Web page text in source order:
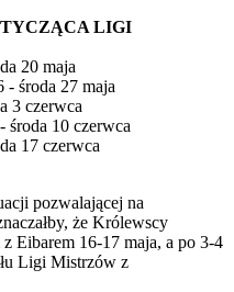
LIGI
20 maja
- środa 27 maja
3 czerwca
środa 10 czerwca
17 czerwca
pozwalającej na
że Królewscy
Eibarem 16-17 maja, a po 3-4
Ligi Mistrzów z